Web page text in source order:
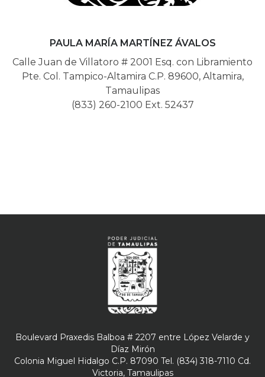
PAULA MARÍA MARTÍNEZ ÁVALOS
Calle Juan de Villatoro # 2001 Esq. con Libramiento
Pte. Col. Tampico-Altamira C.P. 89600, Altamira,
Tamaulipas
(833) 260-2100 Ext. 52437
Boulevard Praxedis Balboa # 2207 entre López Velarde y
Díaz Mirón
Colonia Miguel Hidalgo C.P. 87090 Tel. (834) 318-7110 Cd.
Victoria, Tamaulipas